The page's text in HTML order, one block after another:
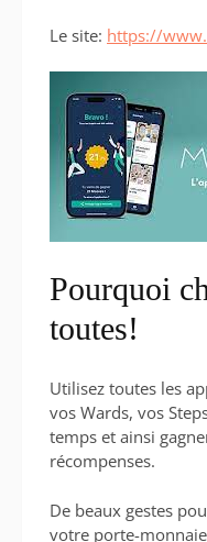
Le site: https://w
Pourquoi
toutes!
Utilisez toutes les
vos Wards, vos
temps et ainsi
récompenses.
De beaux gestes
votre porte-